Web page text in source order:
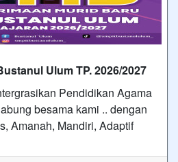
Ulum TP. 2026/2027
Pendidikan Agama
besama kami .. dengan
Amanah, Mandiri, Adaptif